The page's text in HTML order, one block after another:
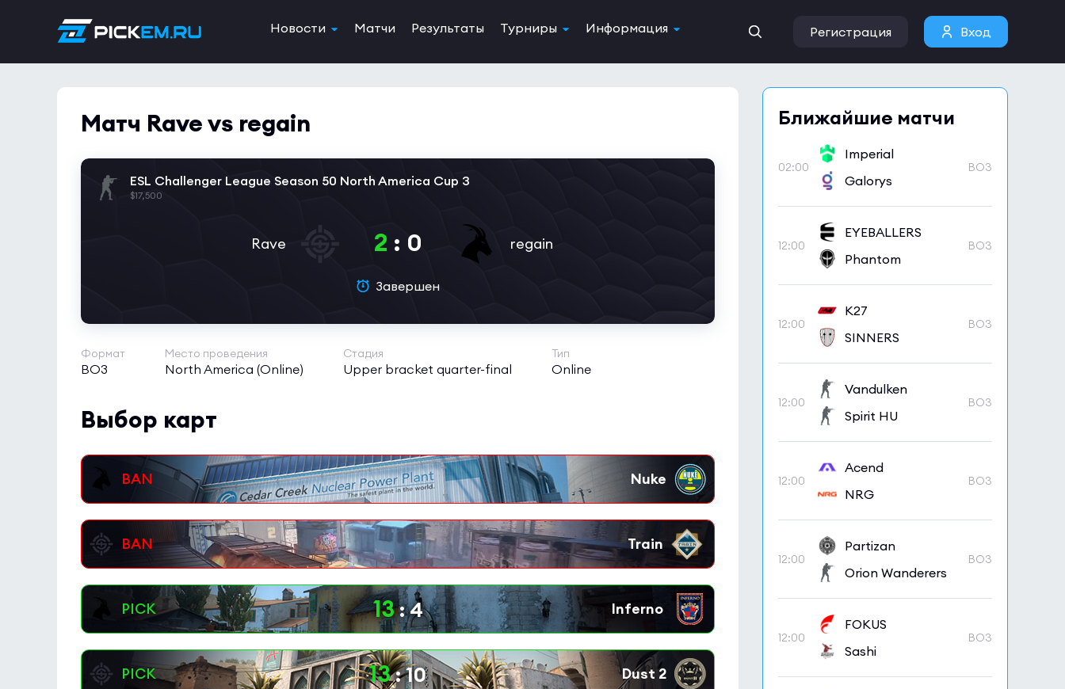
Новости Матчи Результаты Турниры Информация Регистрация Вход
Матч Rave vs regain
ESL Challenger League Season 50 North America Cup 3
$17,500
Rave 2 : 0 regain
Завершен
Формат
BO3
Место проведения
North America (Online)
Стадия
Upper bracket quarter-final
Тип
Online
Выбор карт
13:4
13:10
Ближайшие матчи
02:00
Imperial
Galorys
BO3
12:00
EYEBALLERS
Phantom
BO3
12:00
K27
SINNERS
BO3
12:00
Vandulken
Spirit HU
BO3
12:00
Acend
NRG
BO3
12:00
Partizan
Orion Wanderers
BO3
12:00
FOKUS
Sashi
BO3